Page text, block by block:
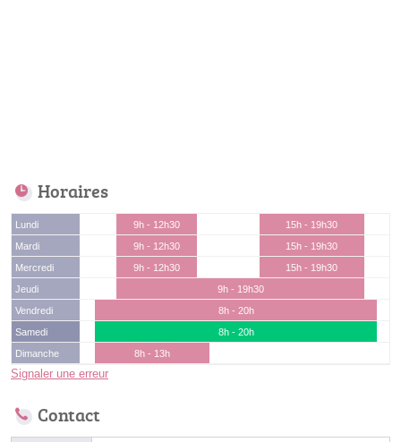
Horaires
Lundi 9h - 12h30
15h - 19h30
Mardi
9h - 12h30
15h - 19h30
Mercredi
9h - 12h30
15h - 19h30
Jeudi
9h - 19h30
Vendredi
8h - 20h
Samedi
8h - 20h
Dimanche
8h - 13h
Signaler une erreur
Contact